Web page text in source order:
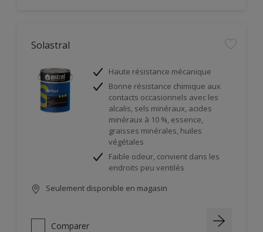
Solastral
Haute résistance mécanique
Bonne résistance chimique aux
contacts occasionnels avec les
alcalis, sels minéraux, acides
minéraux à 10 %, essence,
graisses minérales, huiles
végétales
Faible odeur, convient dans les
endroits peu ventilés
Seulement disponible en magasin
Comparer